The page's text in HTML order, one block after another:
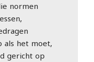
normen
als het moet,
gericht op